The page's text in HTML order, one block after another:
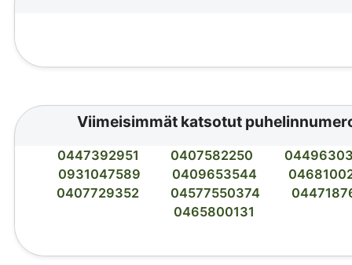
Viimeisimmät katsotut
0447392951 0407582250
0931047589
0409653544
0407729352
04577550374
0465800131